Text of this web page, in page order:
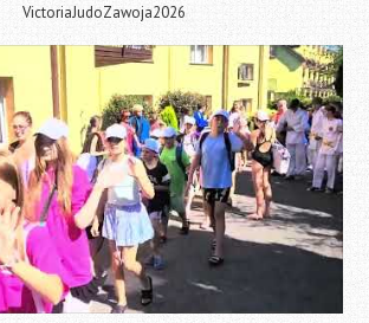
VictoriaJudoZawoja2026